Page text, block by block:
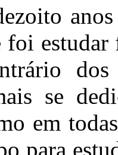
foi
dos
se
em
para